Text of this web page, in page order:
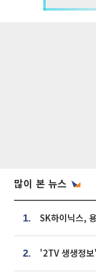
많이 본 뉴스
1.
2.